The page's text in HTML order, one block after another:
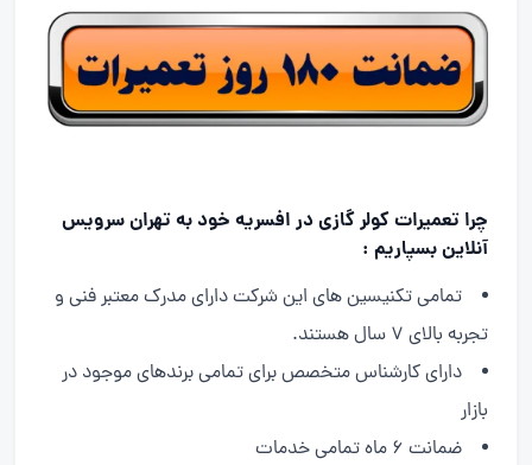
چرا تعمیرات کولر گازی در افسریه خود به تهران سرویس
آنلاین بسپاریم :
تمامی تکنیسین های این شرکت دارای مدرک معتبر فنی و
تجربه بالای ۷ سال هستند.
دارای کارشناس متخصص برای تمامی برندهای موجود در
بازار
ضمانت ۶ ماه تمامی خدمات